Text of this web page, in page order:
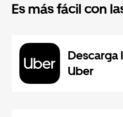
Es más fácil con
Descarga
Uber